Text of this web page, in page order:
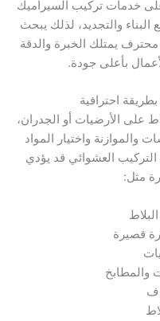
خدمات تركيب السيراميك
والتجديد، لذلك يبحث
يمتلك الخبرة والدقة
بأعلى جودة.
احترافية
على الأرضيات أو الجدران،
والموازنة واختيار المواد
التركيب العشوائي قد يؤدي
مثل:
قصيرة
والمطابخ